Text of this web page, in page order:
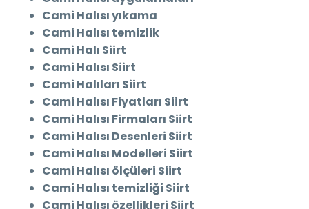
Cami Halısı yıkama
Cami Halısı temizlik
Cami Halı Siirt
Cami Halısı Siirt
Cami Halıları Siirt
Cami Halısı Fiyatları Siirt
Cami Halısı Firmaları Siirt
Cami Halısı Desenleri Siirt
Cami Halısı Modelleri Siirt
Cami Halısı ölçüleri Siirt
Cami Halısı temizliği Siirt
Cami Halısı özellikleri Siirt